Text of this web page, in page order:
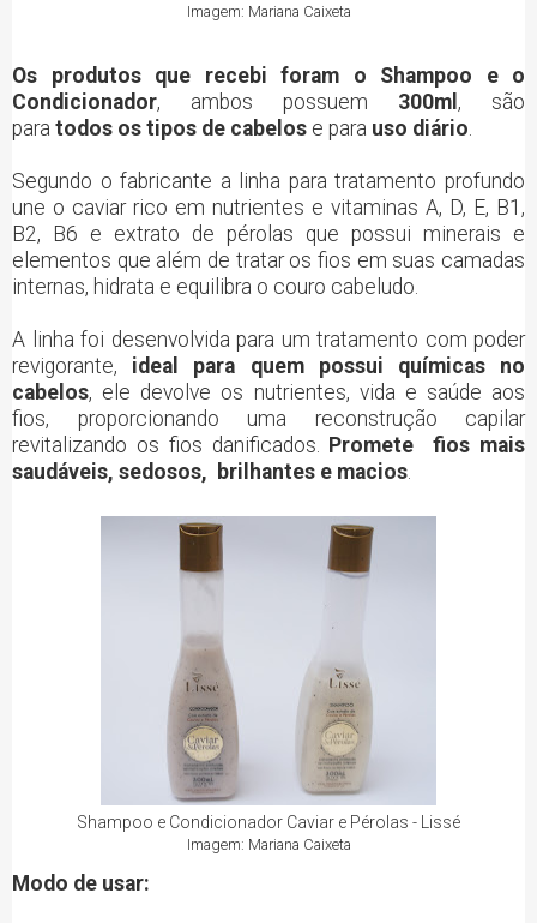
Imagem: Mariana Caixeta
Os produtos que recebi foram o Shampoo e o
Condicionador, ambos possuem 300ml , são
para todos os tipos de cabelos e para uso diário.
Segundo o fabricante a linha para tratamento profundo
une o caviar rico em nutrientes e vitaminas A, D, E, B1,
B2, B6 e extrato de pérolas que possui minerais e
elementos que além de tratar os fios em suas camadas
internas, hidrata e equilibra o couro cabeludo.
A linha foi desenvolvida para um tratamento com poder
revigorante, ideal para quem possui químicas no
cabelos, ele devolve os nutrientes, vida e saúde aos
fios, proporcionando uma reconstrução capilar
revitalizando os fios danificados. Promete fios mais
saudáveis, sedosos, brilhantes e macios.
Shampoo e Condicionador Caviar e Pérolas - Lissé
Imagem: Mariana Caixeta
Modo de usar: